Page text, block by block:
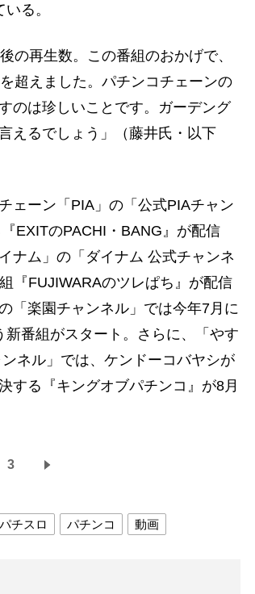
る。
の再生数。この番組のおかげで、
超えました。パチンコチェーンの
のは珍しいことです。ガーデング
えるでしょう」（藤井氏・以下
ェーン「PIA」の「公式PIAチャン
EXITのPACHI・BANG』が配信
ナム」の「ダイナム 公式チャンネ
『FUJIWARAのツレぱち』が配信
「楽園チャンネル」では今年7月に
新番組がスタート。さらに、「やす
ネル」では、ケンドーコバヤシが
する『キングオブパチンコ』が8月
3
パチスロ パチンコ 動画